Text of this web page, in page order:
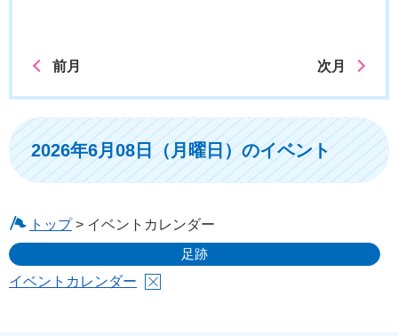
前月 次月
2026年6月08日（月曜日）のイベント
トップ> イベントカレンダー
足跡
イベントカレンダー